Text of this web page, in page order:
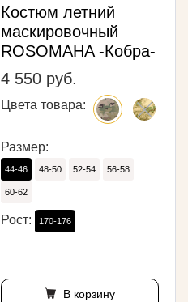
Костюм летний
маскировочный
ROSOMAHA -Кобра-
4 550 руб.
Цвета товара:
Размер:
44-46 48-50 52-54 56-58
60-62
Рост: 170-176
В корзину